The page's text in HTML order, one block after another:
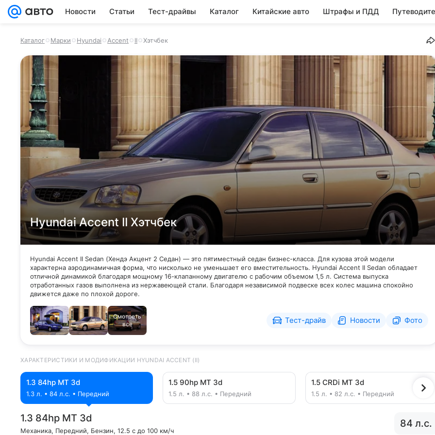
Новости Статьи Тест-драйвы Каталог Китайские авто Штрафы и ПДД
Каталог Марки Hyundai Accent II Хэтчбек
Hyundai Accent II Хэтчбек
Hyundai Accent II Sedan (Хендэ Акцент 2 Седан) — это пятиместный седан бизнес-класса. Для кузова этой модели
характерна аэродинамичная форма, что нисколько не уменьшает его вместительность. Hyundai Accent II Sedan обладает
отличной динамикой благодаря мощному 16-клапанному двигателю с рабочим объемом 1,5 л. Система выпуска
отработанных газов выполнена из нержавеющей стали. Благодаря независимой подвеске всех колес машина спокойно
движется даже по плохой дороге.
Смотреть
все
Тест-драйв Новости Фото
ХАРАКТЕРИСТИКИ И МОДИФИКАЦИИ HYUNDAI ACCENT (II)
1.3 84hp MT 3d
1.3 л. • 84 л.с. • Передний
1.5 90hp MT 3d
1.5 л. • 88 л.с. • Передний
1.5 CRDi MT 3d
1.5 л. • 82 л.с. • Передний
1.3 84hp MT 3d
Механика, Передний, Бензин, 12.5 с до 100 км/ч
84 л.с.